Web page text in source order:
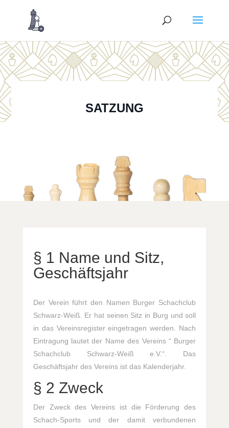
SATZUNG
§ 1 Name und Sitz,
Geschäftsjahr
Der Verein führt den Namen Burger Schachclub
Schwarz-Weiß. Er hat seinen Sitz in Burg und soll
in das Vereinsregister eingetragen werden. Nach
Eintragung lautet der Name des Vereins “ Burger
Schachclub Schwarz-Weiß e.V.“. Das
Geschäftsjahr des Vereins ist das Kalenderjahr.
§ 2 Zweck
Der Zweck des Vereins ist die Förderung des
Schach-Sports und der damit verbundenen